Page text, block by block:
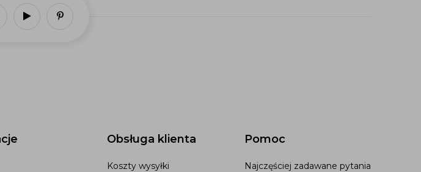
Obsługa klienta
Koszty wysyłki
Pomoc
Najczęściej zadawane pytania